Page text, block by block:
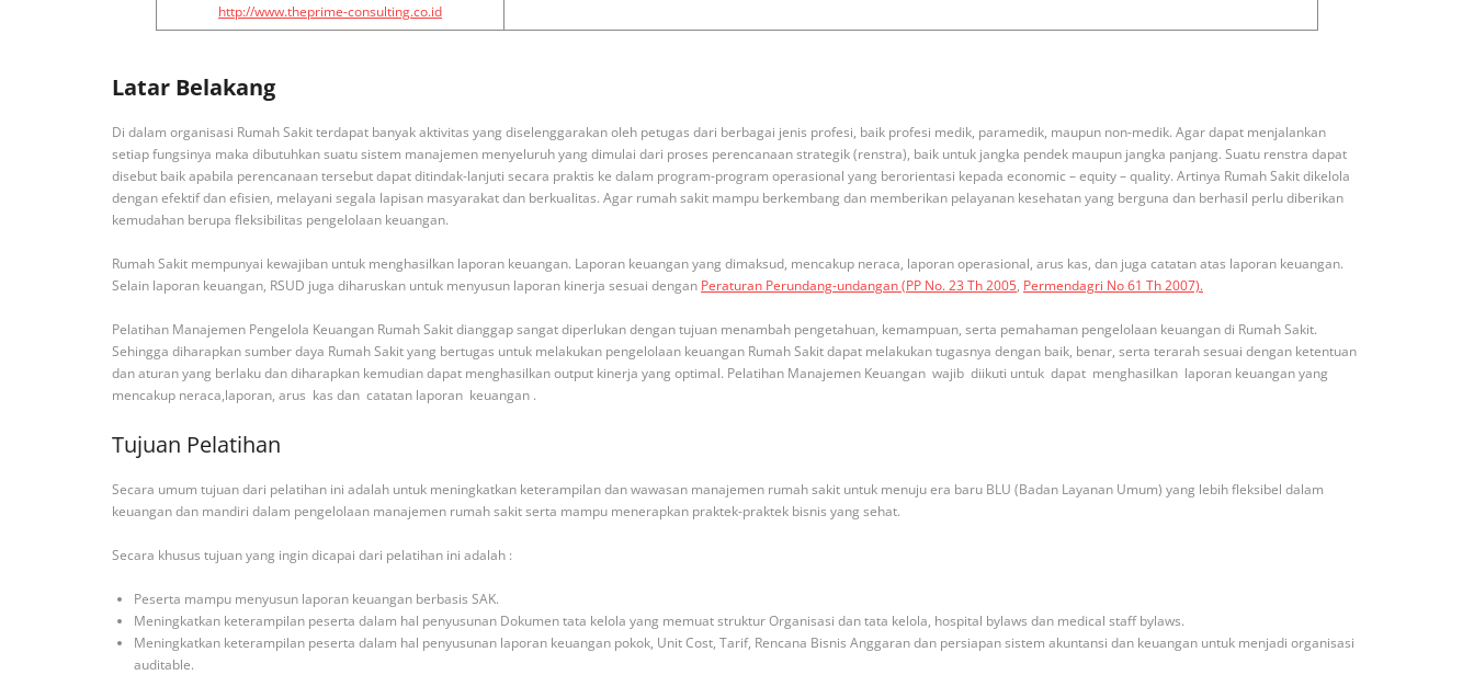
http://www.theprime-consulting.co.id
Latar Belakang
Di dalam organisasi Rumah Sakit terdapat banyak aktivitas yang diselenggarakan oleh petugas dari berbagai jenis profesi, baik profesi medik, paramedik, maupun non-medik. Agar dapat menjalankan
setiap fungsinya maka dibutuhkan suatu sistem manajemen menyeluruh yang dimulai dari proses perencanaan strategik (renstra), baik untuk jangka pendek maupun jangka panjang. Suatu renstra dapat
disebut baik apabila perencanaan tersebut dapat ditindak-lanjuti secara praktis ke dalam program-program operasional yang berorientasi kepada economic – equity – quality. Artinya Rumah Sakit dikelola
dengan efektif dan efisien, melayani segala lapisan masyarakat dan berkualitas. Agar rumah sakit mampu berkembang dan memberikan pelayanan kesehatan yang berguna dan berhasil perlu diberikan
kemudahan berupa fleksibilitas pengelolaan keuangan.
Rumah Sakit mempunyai kewajiban untuk menghasilkan laporan keuangan. Laporan keuangan yang dimaksud, mencakup neraca, laporan operasional, arus kas, dan juga catatan atas laporan keuangan.
Selain laporan keuangan, RSUD juga diharuskan untuk menyusun laporan kinerja sesuai dengan Peraturan Perundang-undangan (PP No. 23 Th 2005, Permendagri No 61 Th 2007).
Pelatihan Manajemen Pengelola Keuangan Rumah Sakit dianggap sangat diperlukan dengan tujuan menambah pengetahuan, kemampuan, serta pemahaman pengelolaan keuangan di Rumah Sakit.
Sehingga diharapkan sumber daya Rumah Sakit yang bertugas untuk melakukan pengelolaan keuangan Rumah Sakit dapat melakukan tugasnya dengan baik, benar, serta terarah sesuai dengan ketentuan
dan aturan yang berlaku dan diharapkan kemudian dapat menghasilkan output kinerja yang optimal. Pelatihan Manajemen Keuangan wajib diikuti untuk dapat menghasilkan laporan keuangan yang
mencakup neraca,laporan, arus kas dan catatan laporan keuangan .
Tujuan Pelatihan
Secara umum tujuan dari pelatihan ini adalah untuk meningkatkan keterampilan dan wawasan manajemen rumah sakit untuk menuju era baru BLU (Badan Layanan Umum) yang lebih fleksibel dalam
keuangan dan mandiri dalam pengelolaan manajemen rumah sakit serta mampu menerapkan praktek-praktek bisnis yang sehat.
Secara khusus tujuan yang ingin dicapai dari pelatihan ini adalah :
Peserta mampu menyusun laporan keuangan berbasis SAK.
Meningkatkan keterampilan peserta dalam hal penyusunan Dokumen tata kelola yang memuat struktur Organisasi dan tata kelola, hospital bylaws dan medical staff bylaws.
Meningkatkan keterampilan peserta dalam hal penyusunan laporan keuangan pokok, Unit Cost, Tarif, Rencana Bisnis Anggaran dan persiapan sistem akuntansi dan keuangan untuk menjadi organisasi
auditable.